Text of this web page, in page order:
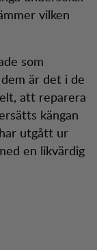
vilken
som
är det i de
att reparera
kängan
utgått ur
en likvärdig